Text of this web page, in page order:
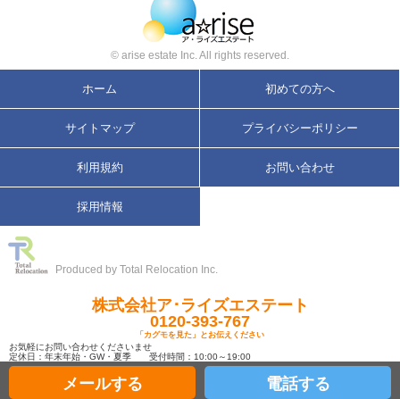
© arise estate Inc. All rights reserved.
ホーム 初めての方へ
サイトマップ プライバシーポリシー
利用規約 お問い合わせ
採用情報
Produced by Total Relocation Inc.
株式会社ア･ライズエステート
0120-393-767
「カグモを見た」とお伝えください
お気軽にお問い合わせくださいませ
定休日：年末年始・GW・夏季 受付時間：10:00～19:00
メールする 電話する